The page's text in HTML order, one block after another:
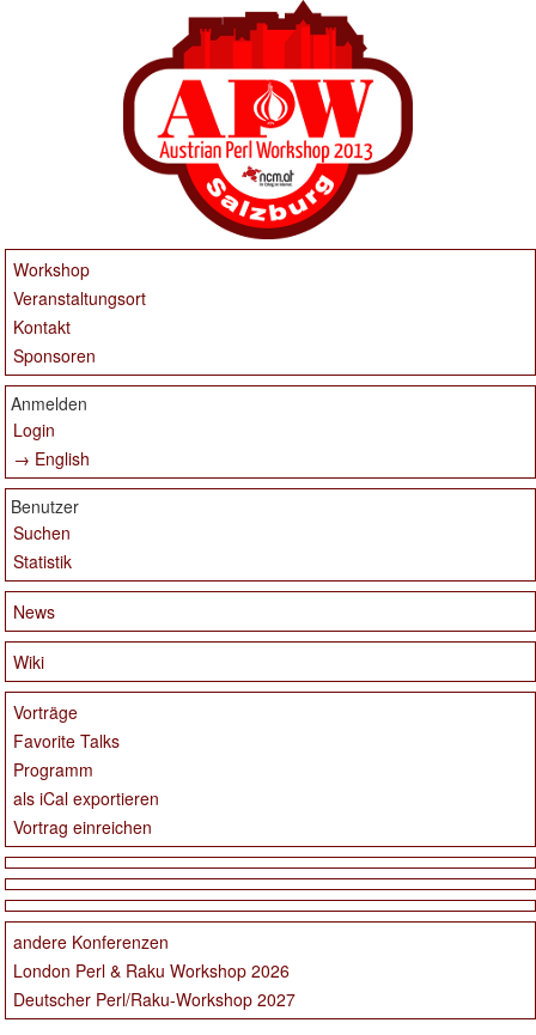
Workshop
Veranstaltungsort
Kontakt
Sponsoren
Anmelden
Login
→ English
Benutzer
Suchen
Statistik
News
Wiki
Vorträge
Favorite Talks
Programm
als iCal exportieren
Vortrag einreichen
andere Konferenzen
London Perl & Raku Workshop 2026
Deutscher Perl/Raku-Workshop 2027